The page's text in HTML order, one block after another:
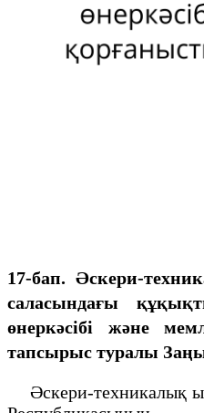
17-бап. Әскери-
саласындағы
өнеркәсібі және
тапсырыс туралы
Әскери-техникалық